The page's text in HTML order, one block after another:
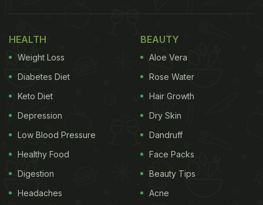
HEALTH
Weight Loss
Diabetes Diet
Keto Diet
Depression
Low Blood Pressure
Healthy Food
Digestion
Headaches
BEAUTY
Aloe Vera
Rose Water
Hair Growth
Dry Skin
Dandruff
Face Packs
Beauty Tips
Acne